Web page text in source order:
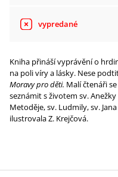
vypredané
Kniha přináší vyprávění o
na poli víry a lásky. Nese
Moravy pro děti. Malí čtenáři
seznámit s životem sv. Anežky
Metoděje, sv. Ludmily, sv.
ilustrovala Z. Krejčová.